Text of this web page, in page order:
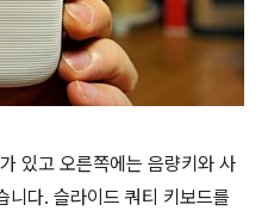
있고 오른쪽에는 음량키와 사
니다. 슬라이드 쿼티 키보드를